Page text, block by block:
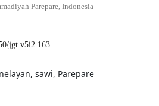
Parepare, Indonesia
jgt.v5i2.163
sawi, Parepare